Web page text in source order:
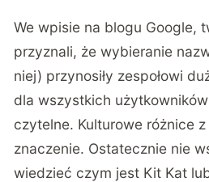
We wpisie na blogu Google,
przyznali, że wybieranie
niej) przynosiły zespołowi
dla wszystkich
czytelne. Kulturowe różnice
znaczenie. Ostatecznie nie
wiedzieć czym jest Kit Kat